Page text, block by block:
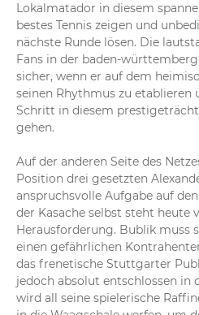
Lokalmatador in diesem
bestes Tennis zeigen und
nächste Runde lösen. Die
Fans in der baden-
sicher, wenn er auf dem
seinen Rhythmus zu etablieren
Schritt in diesem
gehen.
Auf der anderen Seite des
Position drei gesetzten
anspruchsvolle Aufgabe auf
der Kasache selbst steht heute
Herausforderung. Bublik muss
einen gefährlichen
das frenetische Stuttgarter
jedoch absolut entschlossen in
wird all seine spielerische